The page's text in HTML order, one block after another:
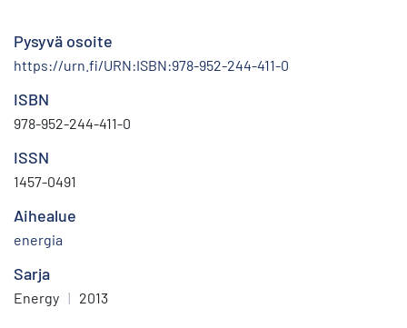
Pysyvä osoite
https://urn.fi/URN:ISBN:978-952-244-411-0
ISBN
978-952-244-411-0
ISSN
1457-0491
Aihealue
energia
Sarja
Energy | 2013